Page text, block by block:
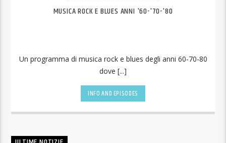
MUSICA ROCK E BLUES ANNI '60-'70-'80
Un programma di musica rock e blues degli anni 60-70-80
dove [...]
INFO AND EPISODES